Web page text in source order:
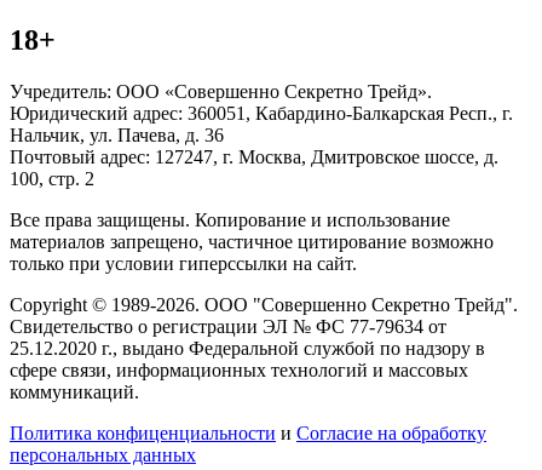
18+
Учредитель: ООО «Совершенно Секретно Трейд».
Юридический адрес: 360051, Кабардино-Балкарская Респ., г.
Нальчик, ул. Пачева, д. 36
Почтовый адрес: 127247, г. Москва, Дмитровское шоссе, д.
100, стр. 2
Все права защищены. Копирование и использование
материалов запрещено, частичное цитирование возможно
только при условии гиперссылки на сайт.
Copyright © 1989-2026. ООО "Совершенно Секретно Трейд".
Свидетельство о регистрации ЭЛ № ФС 77-79634 от
25.12.2020 г., выдано Федеральной службой по надзору в
сфере связи, информационных технологий и массовых
коммуникаций.
Политика конфиценциальности и Согласие на обработку
персональных данных